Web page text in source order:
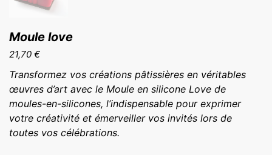
Moule love
21,70 €
Transformez vos créations pâtissières en véritables
œuvres d’art avec le Moule en silicone Love de
moules-en-silicones, l’indispensable pour exprimer
votre créativité et émerveiller vos invités lors de
toutes vos célébrations.